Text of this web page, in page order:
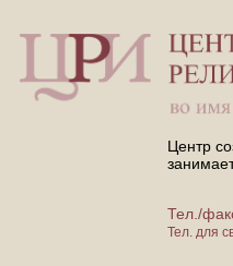
Центр
Тел./
Тел. для